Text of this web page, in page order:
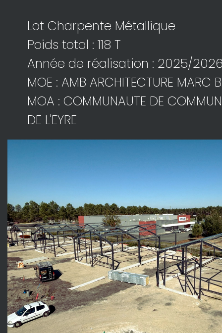
Lot Charpente Métallique
Poids total : 118 T
Année de réalisation : 2025/
MOE : AMB ARCHITECTURE MARC
MOA : COMMUNAUTE DE
DE L'EYRE